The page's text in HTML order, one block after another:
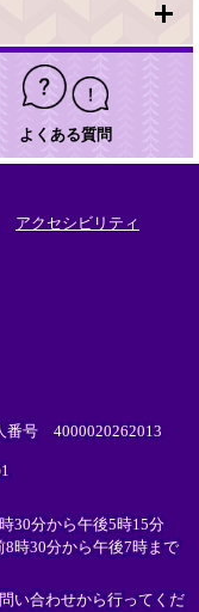
よくある質問
アクセシビリティ
番号 4000020262013
30分から午後5時15分
時30分から午後7時まで
い合わせから行ってくだ